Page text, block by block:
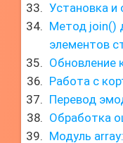
Установка и
Метод join()
элементов
Обновление
Работа с
Перевод
Обработка
Модуль